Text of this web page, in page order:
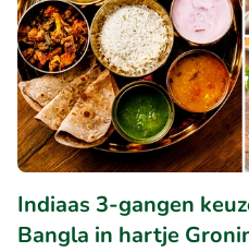
Indiaas 3-gangen
Bangla in hartje